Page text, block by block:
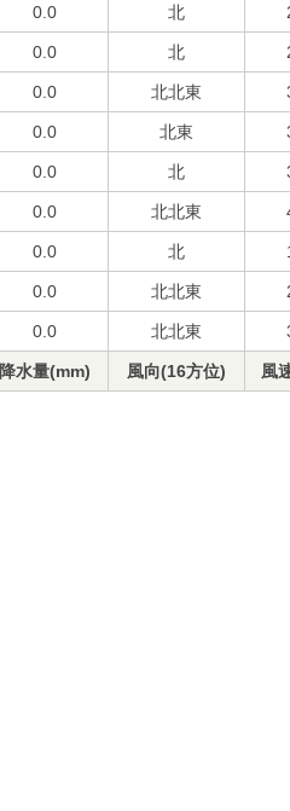
0.0 北
0.0 北
0.0 北北東
0.0 北東
0.0 北
0.0 北北東
0.0 北
0.0 北北東
0.0 北北東
降水量(mm) 風向(16方位) 風